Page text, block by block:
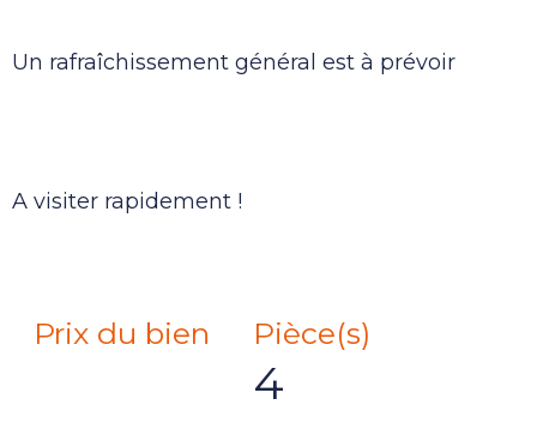
Un rafraîchissement général est à prévoir
A visiter rapidement !
Prix du bien Pièce(s)
4